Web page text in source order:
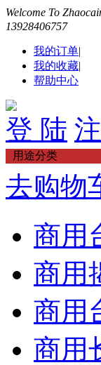
Welcome To
13928406757
我的订单|
我的收藏|
帮助中心
登 陆
用途分类
去购物
商用
商用
商用
商用